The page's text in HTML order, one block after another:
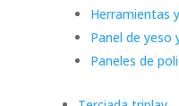
Herramientas
Panel de yeso
Paneles de